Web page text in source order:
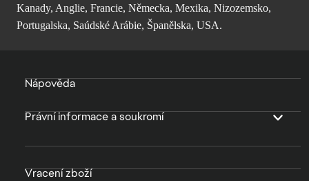
Kanady, Anglie, Francie, Německa, Mexika, Nizozemsko,
Portugalska, Saúdské Arábie, Španělska, USA.
Nápověda
Právní informace a soukromí
Vracení zboží